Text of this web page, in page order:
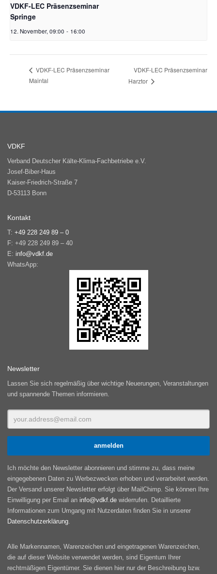
VDKF-LEC Präsenzseminar
Springe
12. November, 09:00 - 16:00
VDKF-LEC Präsenzseminar
Maintal
VDKF-LEC Präsenzseminar
Harztor
VDKF
Verband Deutscher Kälte-Klima-Fachbetriebe e.V.
Josef-Biber-Haus
Kaiser-Friedrich-Straße 7
D-53113 Bonn
Kontakt
T: +49 228 249 89 – 0
F: +49 228 249 89 – 40
E: info@vdkf.de
WhatsApp:
Newsletter
Lassen Sie sich regelmäßig über wichtige Neuerungen, Veranstaltungen
und spannende Themen informieren.
Ich möchte den Newsletter abonnieren und stimme zu, dass meine
eingegebenen Daten zu Werbezwecken erhoben und verarbeitet werden.
Der Versand unserer Newsletter erfolgt über MailChimp. Sie können Ihre
Einwilligung per Email an info@vdkf.de widerrufen. Detaillierte
Informationen zum Umgang mit Nutzerdaten finden Sie in unserer
Datenschutzerklärung
Alle Markennamen, Warenzeichen und eingetragenen Warenzeichen,
die auf dieser Website verwendet werden, sind Eigentum Ihrer
rechtmäßigen Eigentümer. Sie dienen hier nur der Beschreibung bzw.